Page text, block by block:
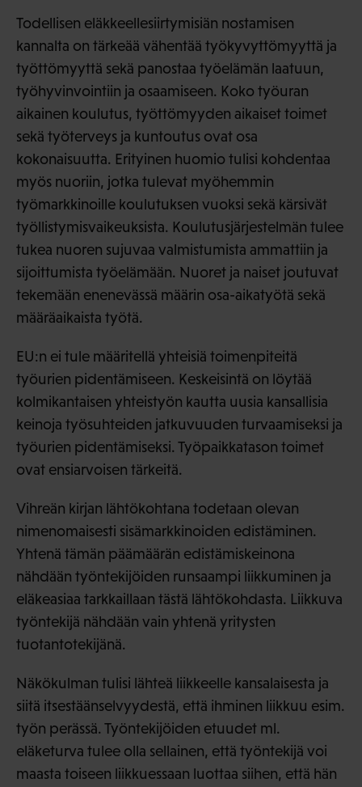
Todellisen eläkkeellesiirtymisiän nostamisen
kannalta on tärkeää vähentää työkyvyttömyyttä ja
työttömyyttä sekä panostaa työelämän laatuun,
työhyvinvointiin ja osaamiseen. Koko työuran
aikainen koulutus, työttömyyden aikaiset toimet
sekä työterveys ja kuntoutus ovat osa
kokonaisuutta. Erityinen huomio tulisi kohdentaa
myös nuoriin, jotka tulevat myöhemmin
työmarkkinoille koulutuksen vuoksi sekä kärsivät
työllistymisvaikeuksista. Koulutusjärjestelmän tulee
tukea nuoren sujuvaa valmistumista ammattiin ja
sijoittumista työelämään. Nuoret ja naiset joutuvat
tekemään enenevässä määrin osa-aikatyötä sekä
määräaikaista työtä.
EU:n ei tule määritellä yhteisiä toimenpiteitä
työurien pidentämiseen. Keskeisintä on löytää
kolmikantaisen yhteistyön kautta uusia kansallisia
keinoja työsuhteiden jatkuvuuden turvaamiseksi ja
työurien pidentämiseksi. Työpaikkatason toimet
ovat ensiarvoisen tärkeitä.
Vihreän kirjan lähtökohtana todetaan olevan
nimenomaisesti sisämarkkinoiden edistäminen.
Yhtenä tämän päämäärän edistämiskeinona
nähdään työntekijöiden runsaampi liikkuminen ja
eläkeasiaa tarkkaillaan tästä lähtökohdasta. Liikkuva
työntekijä nähdään vain yhtenä yritysten
tuotantotekijänä.
Näkökulman tulisi lähteä liikkeelle kansalaisesta ja
siitä itsestäänselvyydestä, että ihminen liikkuu esim.
työn perässä. Työntekijöiden etuudet ml.
eläketurva tulee olla sellainen, että työntekijä voi
maasta toiseen liikkuessaan luottaa siihen, että hän